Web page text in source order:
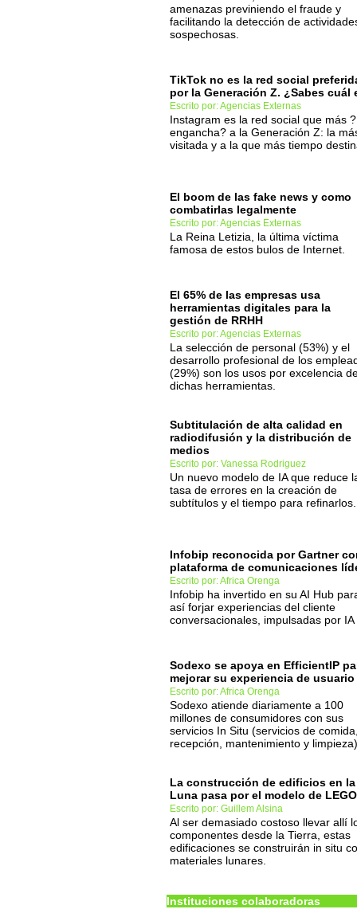
amenazas previniendo el fraude y
facilitando la detección de
sospechosas.
TikTok no es la red social
por la Generación Z. ¿Sabes cuál
Escrito por: Agencias Externas
Instagram es la red social que más ?
engancha? a la Generación Z: la
visitada y a la que más tiempo
El boom de las fake news y como
combatirlas legalmente
Escrito por: Agencias Externas
La Reina Letizia, la última víctima
famosa de estos bulos de Internet.
El 65% de las empresas usa
herramientas digitales para la
gestión de RRHH
Escrito por: Agencias Externas
La selección de personal (53%) y el
desarrollo profesional de los
(29%) son los usos por excelencia
dichas herramientas.
Subtitulación de alta calidad en
radiodifusión y la distribución de
medios
Escrito por: Vanessa Rodriguez
Un nuevo modelo de IA que reduce
tasa de errores en la creación de
subtítulos y el tiempo para refinarlos.
Infobip reconocida por Gartner
plataforma de comunicaciones
Escrito por: Africa Orenga
Infobip ha invertido en su AI Hub
así forjar experiencias del cliente
conversacionales, impulsadas por IA
Sodexo se apoya en EfficientIP
mejorar su experiencia de usuario
Escrito por: Africa Orenga
Sodexo atiende diariamente a 100
millones de consumidores con sus
servicios In Situ (servicios de
recepción, mantenimiento y limpieza)
La construcción de edificios en la
Luna pasa por el modelo de LEGO
Escrito por: Guillem Alsina
Al ser demasiado costoso llevar allí
componentes desde la Tierra, estas
edificaciones se construirán in situ
materiales lunares.
Instituciones colaboradoras